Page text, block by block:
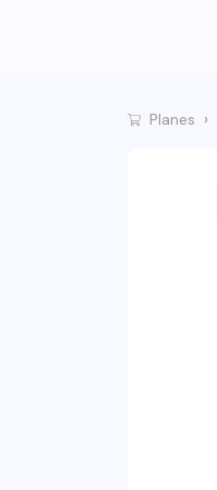
Planes